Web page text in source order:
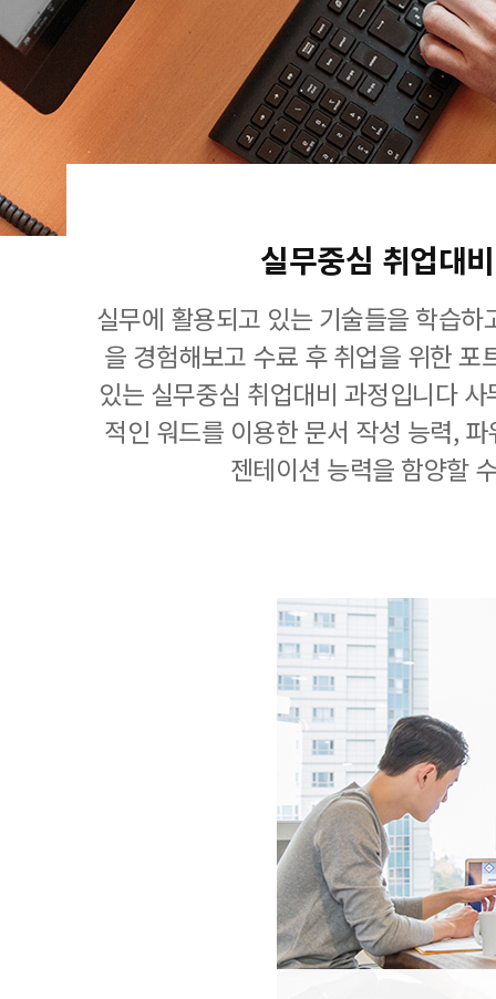
실무중심 취업대
실무에 활용되고 있는 기술들을 학습
을 경험해보고 수료 후 취업을 위한 포
있는 실무중심 취업대비 과정입니다
적인 워드를 이용한 문서 작성 능력,
젠테이션 능력을 함양할